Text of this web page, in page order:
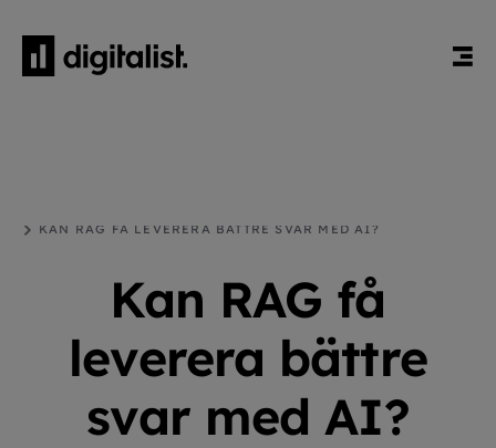
KAN RAG FÅ LEVERERA BÄTTRE SVAR MED AI?
Kan RAG få
leverera bättre
svar med AI?